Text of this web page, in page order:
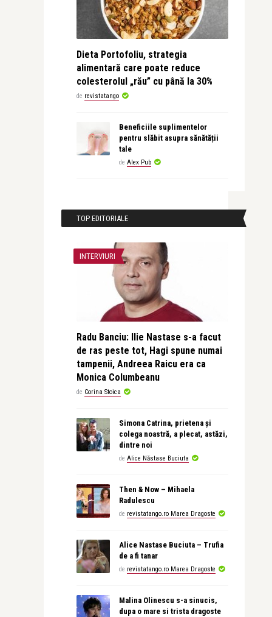
Dieta Portofoliu, strategia
alimentară care poate reduce
colesterolul „rău” cu până la 30%
de revistatango
Beneficiile suplimentelor
pentru slăbit asupra sănătății
tale
de Alex Pub
TOP EDITORIALE
INTERVIURI
Radu Banciu: Ilie Nastase s-a facut
de ras peste tot, Hagi spune numai
tampenii, Andreea Raicu era ca
Monica Columbeanu
de Corina Stoica
Simona Catrina, prietena și
colega noastră, a plecat, astăzi,
dintre noi
de Alice Năstase Buciuta
Then & Now – Mihaela
Radulescu
de revistatango.ro Marea Dragoste
Alice Nastase Buciuta – Trufia
de a fi tanar
de revistatango.ro Marea Dragoste
Malina Olinescu s-a sinucis,
dupa o mare si trista dragoste